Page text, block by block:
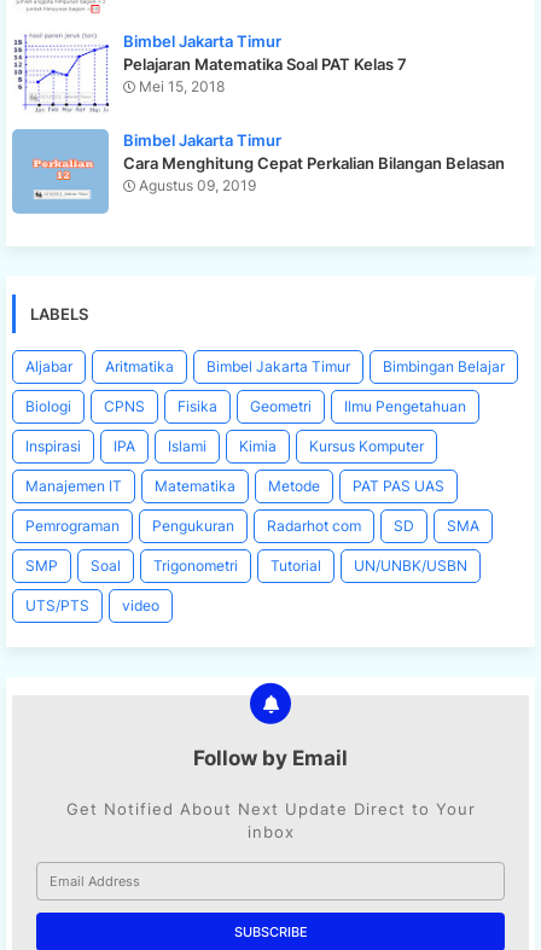
Bimbel Jakarta Timur
Pelajaran Matematika Soal PAT Kelas 7
Mei 15, 2018
Bimbel Jakarta Timur
Cara Menghitung Cepat Perkalian Bilangan Belasan
Agustus 09, 2019
LABELS
Aljabar Aritmatika Bimbel Jakarta Timur Bimbingan Belajar
Biologi CPNS Fisika Geometri Ilmu Pengetahuan
Inspirasi IPA Islami Kimia Kursus Komputer
Manajemen IT Matematika Metode PAT PAS UAS
Pemrograman Pengukuran Radarhot com SD SMA
SMP Soal Trigonometri Tutorial UN/UNBK/USBN
UTS/PTS video
Follow by Email
Get Notified About Next Update Direct to Your
inbox